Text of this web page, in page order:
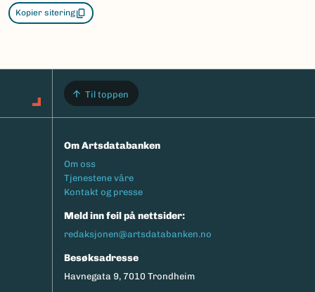
Kopier sitering
Til toppen
Om Artsdatabanken
Footermeny
Om oss
Tjenestene våre
Kontakt og presse
Meld inn feil på nettsider:
redaksjonen@artsdatabanken.no
Besøksadresse
Havnegata 9, 7010 Trondheim